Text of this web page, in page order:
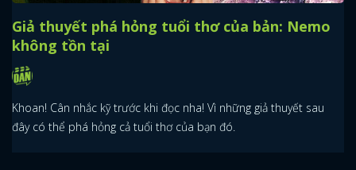
Giả thuyết phá hỏng tuổi thơ của bản: Nemo
không tồn tại
Khoan! Cân nhắc kỹ trước khi đọc nha! Vì những giả thuyết sau
đây có thể phá hỏng cả tuổi thơ của bạn đó.